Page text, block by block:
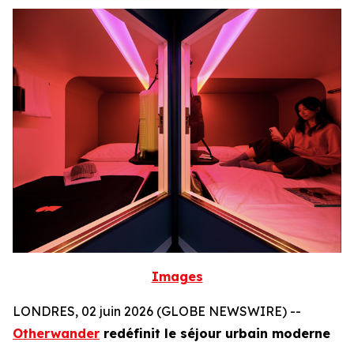
Images
LONDRES, 02 juin 2026 (GLOBE NEWSWIRE) --
Otherwander redéfinit le séjour urbain moderne